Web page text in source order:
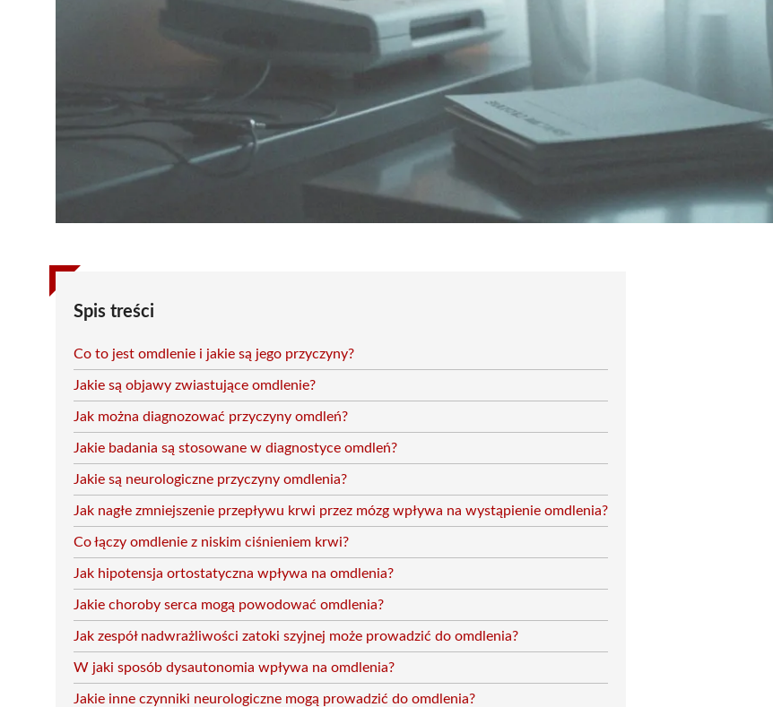
Spis treści
Co to jest omdlenie i jakie są jego przyczyny?
Jakie są objawy zwiastujące omdlenie?
Jak można diagnozować przyczyny omdleń?
Jakie badania są stosowane w diagnostyce omdleń?
Jakie są neurologiczne przyczyny omdlenia?
Jak nagłe zmniejszenie przepływu krwi przez mózg wpływa na wystąpienie omdlenia?
Co łączy omdlenie z niskim ciśnieniem krwi?
Jak hipotensja ortostatyczna wpływa na omdlenia?
Jakie choroby serca mogą powodować omdlenia?
Jak zespół nadwrażliwości zatoki szyjnej może prowadzić do omdlenia?
W jaki sposób dysautonomia wpływa na omdlenia?
Jakie inne czynniki neurologiczne mogą prowadzić do omdlenia?